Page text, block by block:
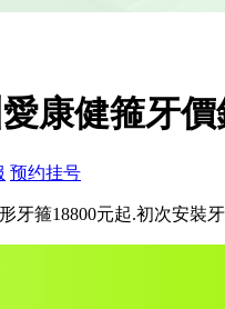
康健箍牙價
预约挂号
箍18800元起.初次安